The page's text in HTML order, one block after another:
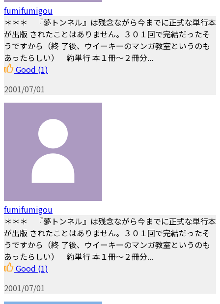
fumifumigou
＊＊＊ 『夢トンネル』は残念ながら今までに正式な単行本
が出版 されたことはありません。３０１回で完結だったそ
うですから（終 了後、ウイーキーのマンガ教室というのも
あったらしい） 約単行 本１冊～２冊分...
Good (1)
2001/07/01
fumifumigou
＊＊＊ 『夢トンネル』は残念ながら今までに正式な単行本
が出版 されたことはありません。３０１回で完結だったそ
うですから（終 了後、ウイーキーのマンガ教室というのも
あったらしい） 約単行 本１冊～２冊分...
Good (1)
2001/07/01